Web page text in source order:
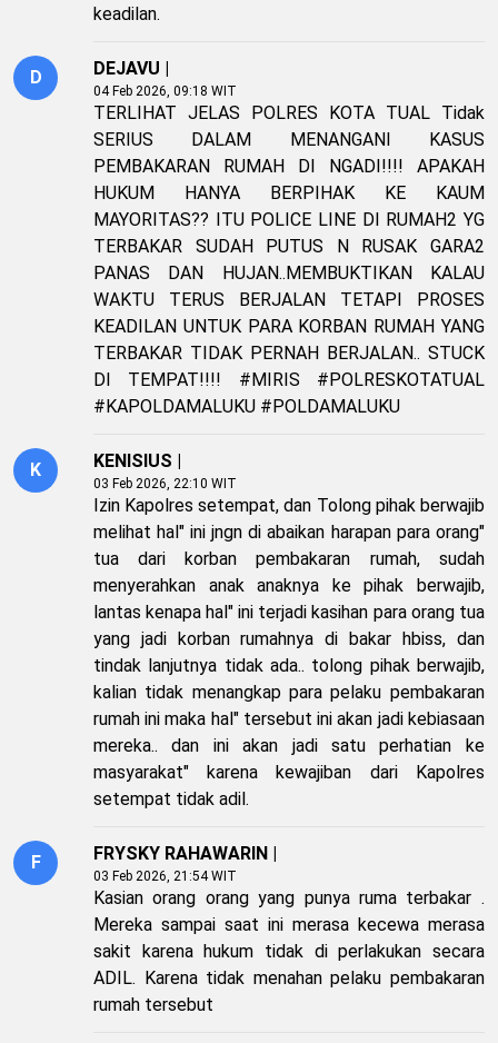
keadilan.
D DEJAVU |
04 Feb 2026, 09:18 WIT
TERLIHAT JELAS POLRES KOTA TUAL Tidak
SERIUS DALAM MENANGANI KASUS
PEMBAKARAN RUMAH DI NGADI!!!! APAKAH
HUKUM HANYA BERPIHAK KE KAUM
MAYORITAS?? ITU POLICE LINE DI RUMAH2 YG
TERBAKAR SUDAH PUTUS N RUSAK GARA2
PANAS DAN HUJAN..MEMBUKTIKAN KALAU
WAKTU TERUS BERJALAN TETAPI PROSES
KEADILAN UNTUK PARA KORBAN RUMAH YANG
TERBAKAR TIDAK PERNAH BERJALAN.. STUCK
DI TEMPAT!!!! #MIRIS #POLRESKOTATUAL
#KAPOLDAMALUKU #POLDAMALUKU
K KENISIUS |
03 Feb 2026, 22:10 WIT
Izin Kapolres setempat, dan Tolong pihak berwajib
melihat hal" ini jngn di abaikan harapan para orang"
tua dari korban pembakaran rumah, sudah
menyerahkan anak anaknya ke pihak berwajib,
lantas kenapa hal" ini terjadi kasihan para orang tua
yang jadi korban rumahnya di bakar hbiss, dan
tindak lanjutnya tidak ada.. tolong pihak berwajib,
kalian tidak menangkap para pelaku pembakaran
rumah ini maka hal" tersebut ini akan jadi kebiasaan
mereka.. dan ini akan jadi satu perhatian ke
masyarakat" karena kewajiban dari Kapolres
setempat tidak adil.
F FRYSKY RAHAWARIN |
03 Feb 2026, 21:54 WIT
Kasian orang orang yang punya ruma terbakar .
Mereka sampai saat ini merasa kecewa merasa
sakit karena hukum tidak di perlakukan secara
ADIL. Karena tidak menahan pelaku pembakaran
rumah tersebut